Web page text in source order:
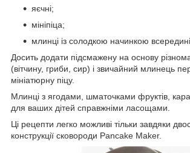
яєчні;
мініпіца;
млинці із солодкою начинкою
Досить додати підсмажену на основу
(вітчину, гриби, сир) і звичайний млинець
мініатюрну піцу.
Млинці з ягодами, шматочками фруктів,
для ваших дітей справжніми ласощами.
Ці рецепти легко можливі тільки завдяки
конструкції сковороди Pancake Maker.